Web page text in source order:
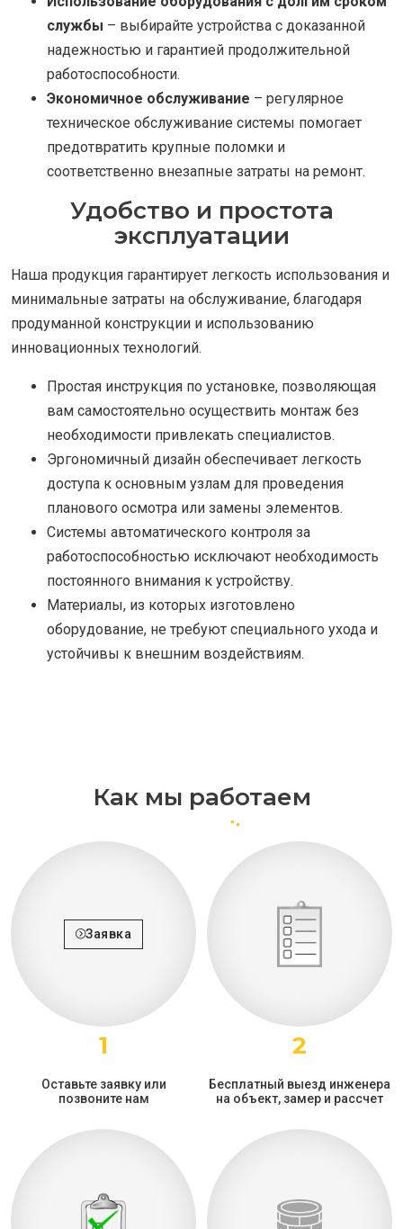
службы – выбирайте устройства с доказанной
надежностью и гарантией продолжительной
работоспособности.
Экономичное обслуживание – регулярное
техническое обслуживание системы помогает
предотвратить крупные поломки и
соответственно внезапные затраты на ремонт.
Удобство и простота
эксплуатации
Наша продукция гарантирует легкость использования и
минимальные затраты на обслуживание, благодаря
продуманной конструкции и использованию
инновационных технологий.
Простая инструкция по установке, позволяющая
вам самостоятельно осуществить монтаж без
необходимости привлекать специалистов.
Эргономичный дизайн обеспечивает легкость
доступа к основным узлам для проведения
планового осмотра или замены элементов.
Системы автоматического контроля за
работоспособностью исключают необходимость
постоянного внимания к устройству.
Материалы, из которых изготовлено
оборудование, не требуют специального ухода и
устойчивы к внешним воздействиям.
Как мы работаем
Заявка
1
Оставьте заявку или
позвоните нам
2
Бесплатный выезд инженера
на объект, замер и рассчет